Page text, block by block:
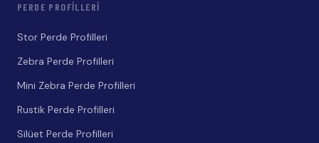
PERDE PROFILLERI
Stor Perde Profilleri
Zebra Perde Profilleri
Mini Zebra Perde Profilleri
Rustik Perde Profilleri
Silüet Perde Profilleri